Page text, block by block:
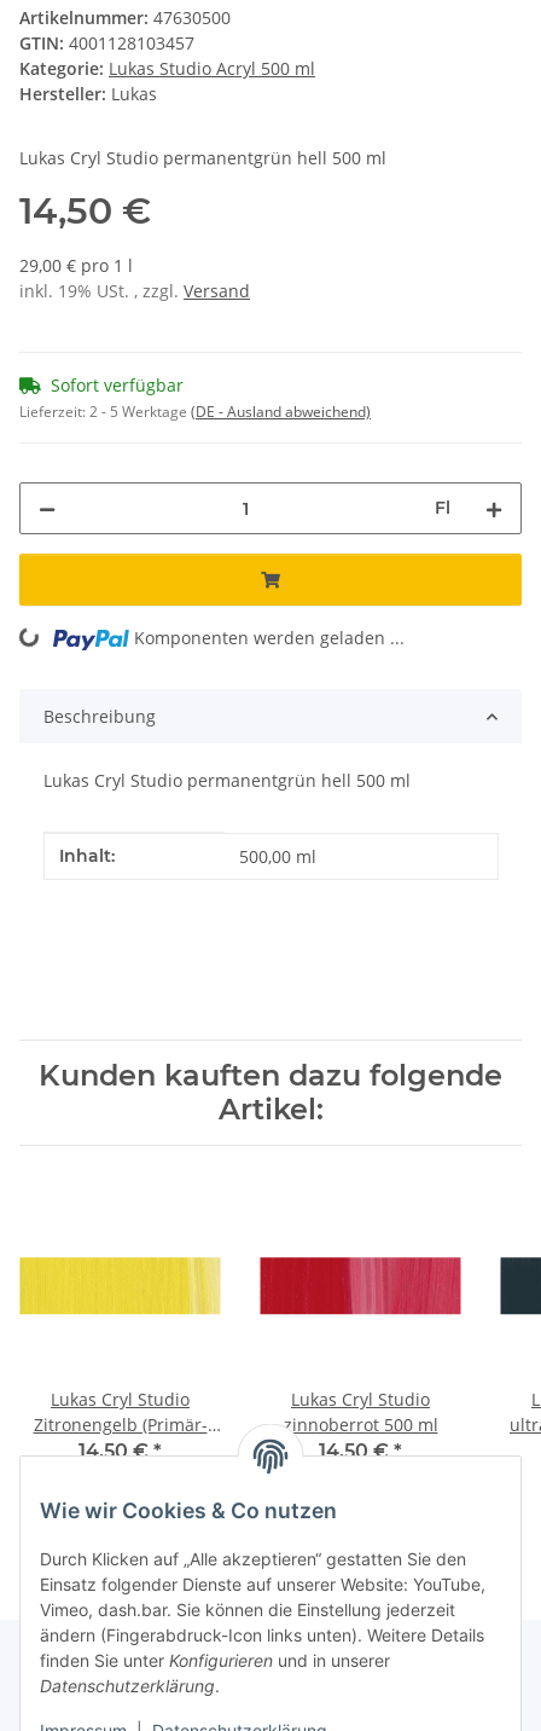
Wie wir Cookies & Co nutzen
Durch Klicken auf „Alle akzeptieren“ gestatten Sie den
Einsatz folgender Dienste auf unserer Website: YouTube,
Vimeo, dash.bar. Sie können die Einstellung jederzeit
ändern (Fingerabdruck-Icon links unten). Weitere Details
finden Sie unter Konfigurieren und in unserer
Datenschutzerklärung.
Artikelnummer: 47630500
GTIN: 4001128103457
Kategorie: Lukas Studio Acryl 500 ml
Hersteller: Lukas
Lukas Cryl Studio permanentgrün hell 500 ml
14,50 €
29,00 € pro 1 l
inkl. 19% USt. , zzgl. Versand
Sofort verfügbar
Lieferzeit:2 - 5 Werktage (DE - Ausland abweichend)
Fl
Loading... Komponenten werden geladen ...
Beschreibung
Lukas Cryl Studio permanentgrün hell 500 ml
Produkteigenschaft
Wert
Inhalt: 500,00 ml
Kunden kauften dazu folgende
Artikel:
Lukas Cryl Studio
Zitronengelb (Primär-
Gelb) 500 ml
14,50 €*
Lukas Cryl Studio
zinnoberrot 500 ml
14,50 €*